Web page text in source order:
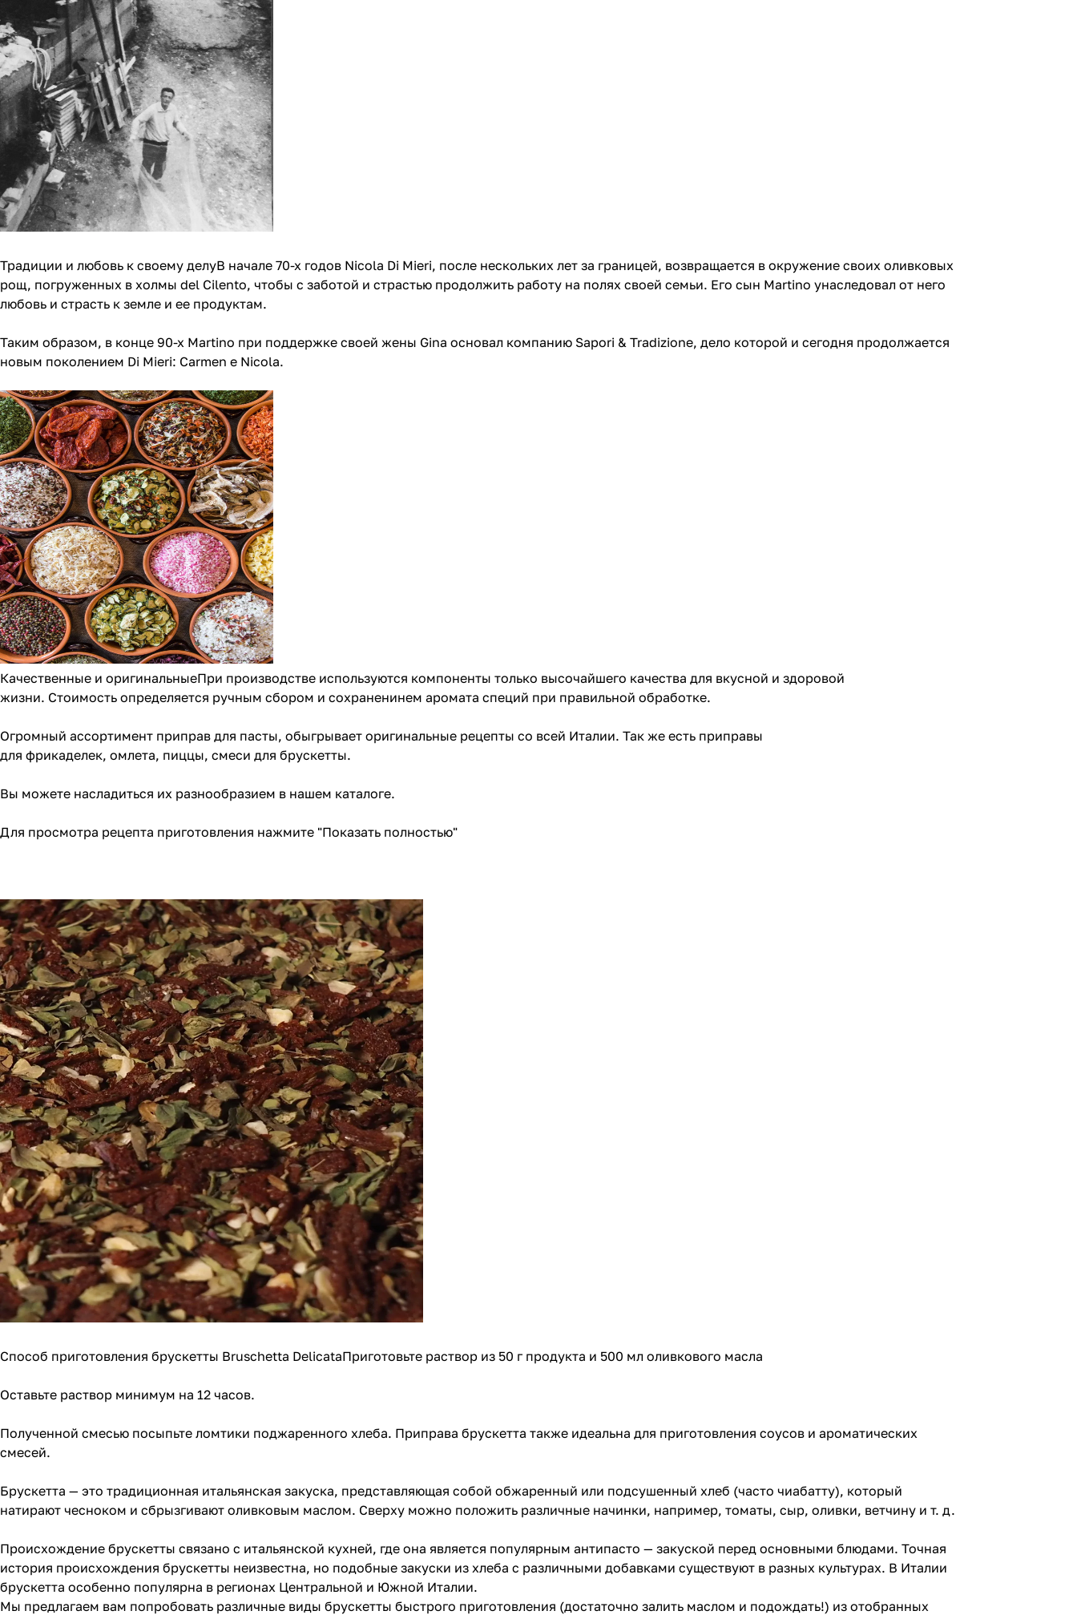
Традиции и любовь к своему делуВ начале 70-х годов Nicola Di Mieri, после нескольких лет за границей, возвращается в окружение своих оливковых
рощ, погруженных в холмы del Cilento, чтобы с заботой и страстью продолжить работу на полях своей семьи. Его сын Martino унаследовал от него
любовь и страсть к земле и ее продуктам.
Таким образом, в конце 90-х Martino при поддержке своей жены Gina основал компанию Sapori & Tradizione, дело которой и сегодня продолжается
новым поколением Di Mieri: Carmen e Nicola.
Качественные и оригинальныеПри производстве используются компоненты только высочайшего качества для вкусной и здоровой
жизни. Стоимость определяется ручным сбором и сохраненинем аромата специй при правильной обработке.
Огромный ассортимент приправ для пасты, обыгрывает оригинальные рецепты со всей Италии. Так же есть приправы
для фрикаделек, омлета, пиццы, смеси для брускетты.
Вы можете насладиться их разнообразием в нашем каталоге.
Для просмотра рецепта приготовления нажмите "Показать полностью"
Способ приготовления брускетты Bruschetta DelicataПриготовьте раствор из 50 г продукта и 500 мл оливкового масла
Оставьте раствор минимум на 12 часов.
Полученной смесью посыпьте ломтики поджаренного хлеба. Приправа брускетта также идеальна для приготовления соусов и ароматических
смесей.
Брускетта — это традиционная итальянская закуска, представляющая собой обжаренный или подсушенный хлеб (часто чиабатту), который
натирают чесноком и сбрызгивают оливковым маслом. Сверху можно положить различные начинки, например, томаты, сыр, оливки, ветчину и т. д.
Происхождение брускетты связано с итальянской кухней, где она является популярным антипасто — закуской перед основными блюдами. Точная
история происхождения брускетты неизвестна, но подобные закуски из хлеба с различными добавками существуют в разных культурах. В Италии
брускетта особенно популярна в регионах Центральной и Южной Италии.
Мы предлагаем вам попробовать различные виды брускетты быстрого приготовления (достаточно залить маслом и подождать!) из отобранных